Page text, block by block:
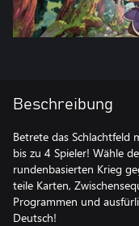
Beschreibung
Betrete das Schlachtfeld
bis zu 4 Spieler! Wähle
rundenbasierten Krieg
teile Karten,
Programmen und
Deutsch!